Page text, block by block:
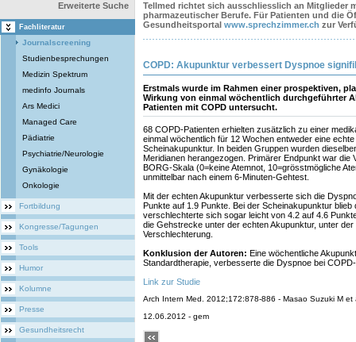
Erweiterte Suche
Fachliteratur
Journalscreening
Studienbesprechungen
Medizin Spektrum
medinfo Journals
Ars Medici
Managed Care
Pädiatrie
Psychiatrie/Neurologie
Gynäkologie
Onkologie
Fortbildung
Kongresse/Tagungen
Tools
Humor
Kolumne
Presse
Gesundheitsrecht
Tellmed richtet sich ausschliesslich an Mitglieder
pharmazeutischer Berufe. Für Patienten und die
Gesundheitsportal www.sprechzimmer.ch zur
COPD: Akupunktur verbessert Dyspnoe
Erstmals wurde im Rahmen einer prospektiven,
Wirkung von einmal wöchentlich durchgeführter
Patienten mit COPD untersucht.
68 COPD-Patienten erhielten zusätzlich zu einer
einmal wöchentlich für 12 Wochen entweder eine
Scheinakupunktur. In beiden Gruppen wurden
Meridianen herangezogen. Primärer Endpunkt war die
BORG-Skala (0=keine Atemnot, 10=grösstmögliche
unmittelbar nach einem 6-Minuten-Gehtest.
Mit der echten Akupunktur verbesserte sich die
Punkte auf 1.9 Punkte. Bei der Scheinakupunktur
verschlechterte sich sogar leicht von 4.2 auf 4.6
die Gehstrecke unter der echten Akupunktur, unter
Verschlechterung.
Konklusion der Autoren: Eine wöchentliche
Standardtherapie, verbesserte die Dyspnoe bei
Link zur Studie
Arch Intern Med. 2012;172:878-886 - Masao Suzuki M et
12.06.2012 - gem